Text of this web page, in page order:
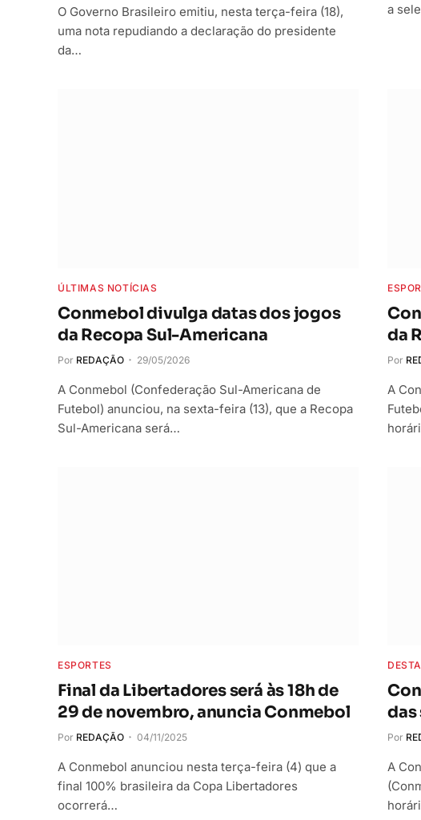
O Governo Brasileiro emitiu, nesta terça-feira (18),
uma nota repudiando a declaração do presidente
da…
a
ÚLTIMAS NOTÍCIAS
Conmebol divulga datas dos jogos
da Recopa Sul-Americana
Por REDAÇÃO 29/05/2026
A Conmebol (Confederação Sul-Americana de
Futebol) anunciou, na sexta-feira (13), que a Recopa
Sul-Americana será…
da
Por
A
ESPORTES
Final da Libertadores será às 18h de
29 de novembro, anuncia Conmebol
Por REDAÇÃO 04/11/2025
A Conmebol anunciou nesta terça-feira (4) que a
final 100% brasileira da Copa Libertadores
ocorrerá…
das
Por
A